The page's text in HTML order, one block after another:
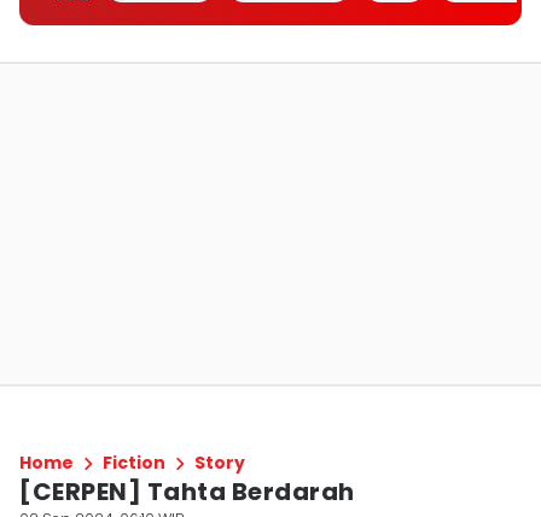
Home Fiction Story
[CERPEN] Tahta Berdarah